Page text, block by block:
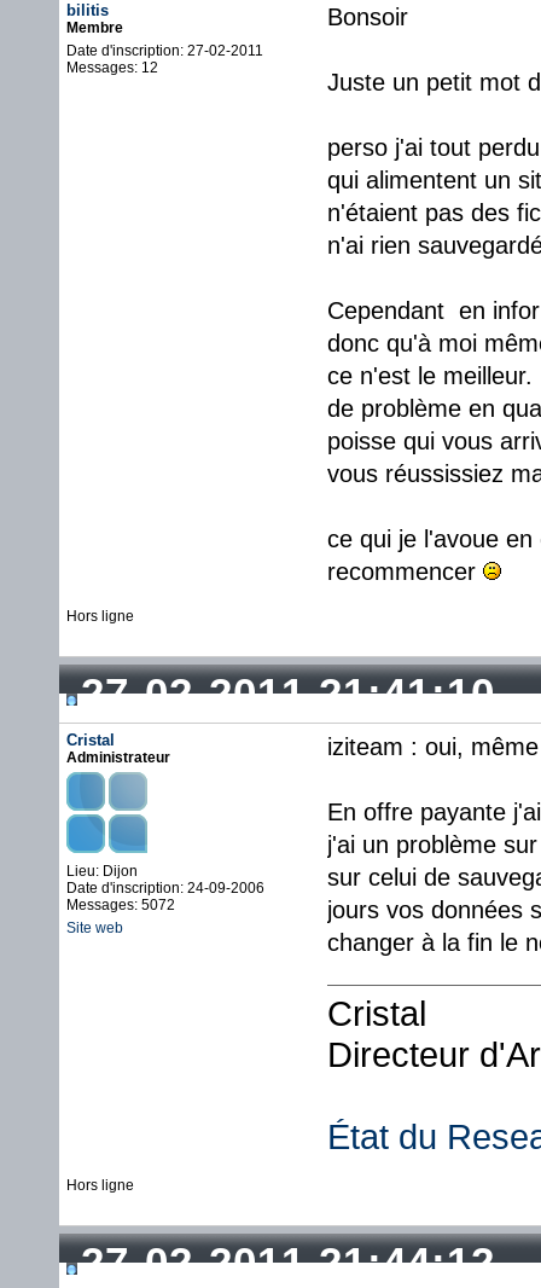
bilitis
Membre
Date d'inscription: 27-02-2011
Messages: 12
Bonsoir
Juste un petit mot
perso j'ai tout
qui alimentent un
n'étaient pas des
n'ai rien
Cependant en
donc qu'à moi
ce n'est le
de problème en
poisse qui vous
vous réussissiez
ce qui je l'avoue
recommencer
Hors ligne
27-02-2011 21:41:10
Cristal
Administrateur
Lieu: Dijon
Date d'inscription: 24-09-2006
Messages: 5072
Site web
iziteam : oui,
En offre payante
j'ai un problème
sur celui de
jours vos données
changer à la fin le
Cristal
Directeur
État du
Hors ligne
27-02-2011 21:44:12